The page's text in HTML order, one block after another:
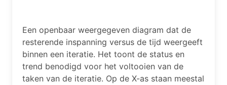
Een openbaar weergegeven diagram dat de
resterende inspanning versus de tijd weergeeft
binnen een iteratie. Het toont de status en
trend benodigd voor het voltooien van de
taken van de iteratie. Op de X-as staan meestal